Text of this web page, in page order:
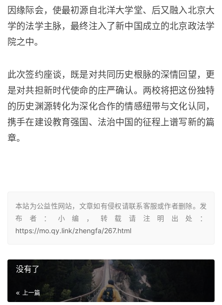
因缘际会，使最初源自北洋大学堂、后又融入北京大
学的法学主脉，最终注入了新中国成立的北京政法学
院之中。
此次签约座谈，既是对共同历史根脉的深情回望，更
是对共担新时代使命的庄严确认。两校将把这份独特
的历史渊源转化为深化合作的情感纽带与文化认同，
携手在建设教育强国、法治中国的征程上谱写新的篇
章。
本站为公益性网站，文章如有侵权请联系客服或作者删除。发
布者：小编，转载请注明出处：
https://mo.qy.link/zhengfa/267.html
没有了
上一篇